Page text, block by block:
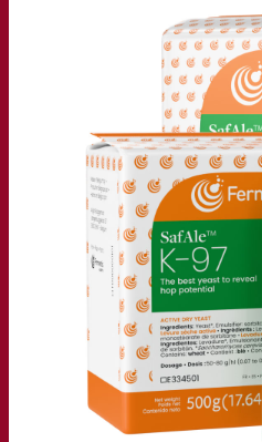
À propos
Expert en
Une équipe
Soutenir la
À propos de
Recherche et
Superior Yeast
Caractérisation
Développement
Nos marques
E2U™ – Easy To
SafYeast™
All In 1™
Fermentis
Autres services
Fabrication à
Dégustations
Solutions de fermentation
Bière et brasserie
Levure sèche
Bactéries